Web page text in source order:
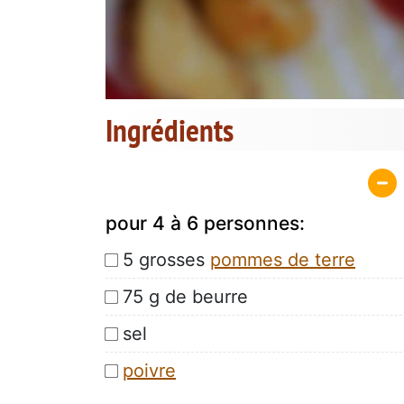
Ingrédients
pour 4 à 6 personnes:
5 grosses pommes de terre
75 g de beurre
sel
poivre